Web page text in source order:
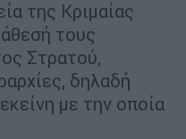
της Κριμαίας
τους
Στρατού,
δηλαδή
με την οποία